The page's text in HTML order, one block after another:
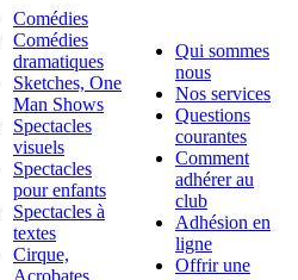
Comédies
Comédies
dramatiques
Sketches, One
Man Shows
Spectacles
visuels
Spectacles
pour enfants
Spectacles à
textes
Cirque,
Qui sommes
nous
Nos services
Questions
courantes
Comment
adhérer au
club
Adhésion en
ligne
Offrir une